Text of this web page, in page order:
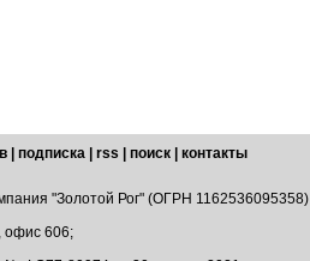
подписка rss поиск
контакты
"Золотой Рог" (ОГРН 1162536095358)
офис 606;